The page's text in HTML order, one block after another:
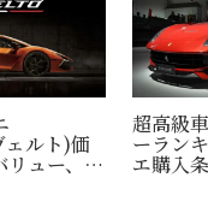
ルト)価
リュー、納
超高級
ーラン
エ購入